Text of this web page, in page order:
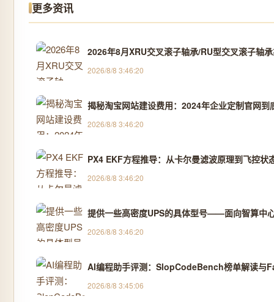
更多资讯
2026年8月XRU交叉滚子轴承/RU型交叉滚子轴
2026/8/8 3:46:20
揭秘淘宝网站建设费用：2024年企业定制官网
2026/8/8 3:46:20
PX4 EKF方程推导：从卡尔曼滤波原理到飞控状
2026/8/8 3:46:20
提供一些高密度UPS的具体型号——面向智算中
2026/8/8 3:46:20
AI编程助手评测：SlopCodeBench榜单解读与
2026/8/8 3:45:06